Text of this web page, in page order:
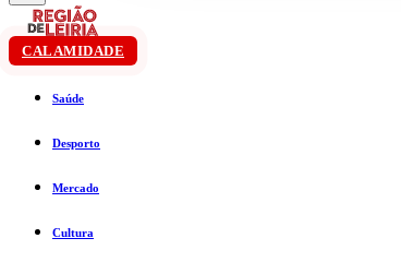
CALAMIDADE
Saúde
Desporto
Mercado
Cultura